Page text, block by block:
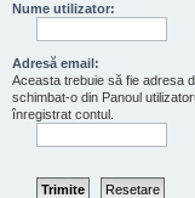
Nume utilizator:
Adresă email:
Aceasta trebuie să fie adresa
schimbat-o din Panoul
înregistrat contul.